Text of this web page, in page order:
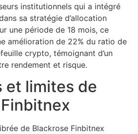
institutionnels qui a intégré
sa stratégie d’allocation
une période de 18 mois, ce
amélioration de 22% du ratio de
crypto, témoignant d’un
rendement et risque.
et limites de
de Blackrose Finbitnex